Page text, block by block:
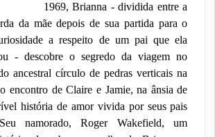
1969, Brianna - dividida entre a
da mãe depois de sua partida para o
a respeito de um pai que ela
- descobre o segredo da viagem no
ancestral círculo de pedras verticais na
encontro de Claire e Jamie, na ânsia de
história de amor vivida por seus pais
namorado, Roger Wakefield, um